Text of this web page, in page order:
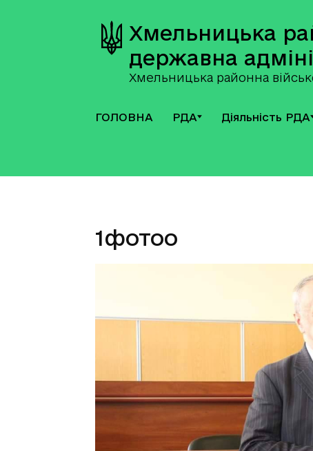
Хмельницька
державна
Хмельницька районна
ГОЛОВНА РДА Діяльність РДА
1фотоо